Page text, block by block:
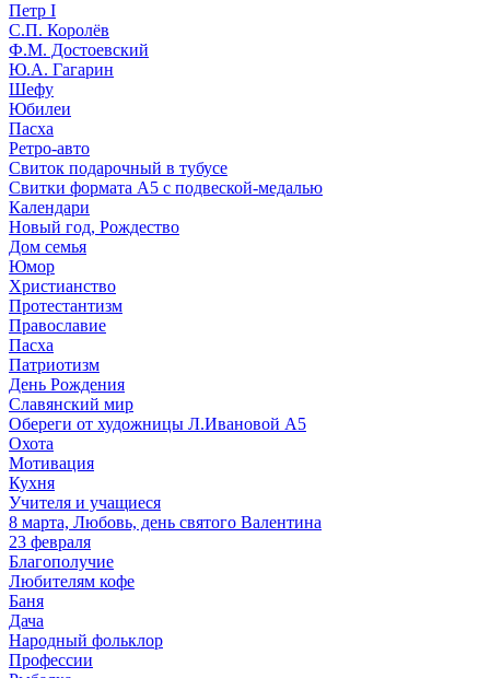
Петр I
С.П. Королёв
Ф.М. Достоевский
Ю.А. Гагарин
Шефу
Юбилеи
Пасха
Ретро-авто
Свиток подарочный в тубусе
Свитки формата А5 с подвеской-медалью
Календари
Новый год, Рождество
Дом семья
Юмор
Христианство
Протестантизм
Православие
Пасха
Патриотизм
День Рождения
Славянский мир
Обереги от художницы Л.Ивановой А5
Охота
Мотивация
Кухня
Учителя и учащиеся
8 марта, Любовь, день святого Валентина
23 февраля
Благополучие
Любителям кофе
Баня
Дача
Народный фольклор
Профессии